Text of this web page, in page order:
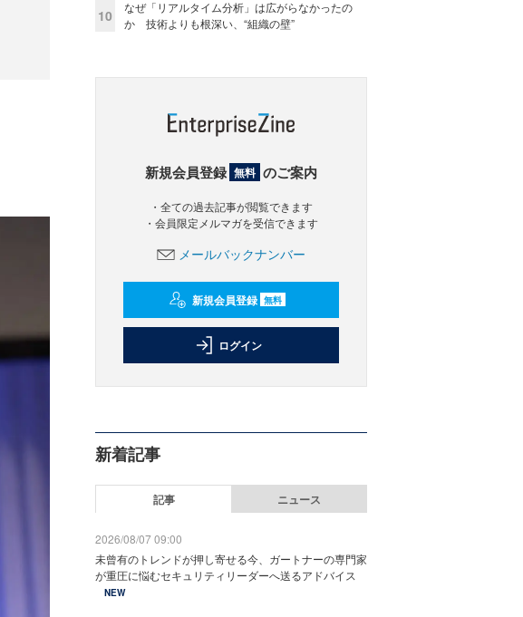
10
なぜ「リアルタイム分析」は広がらなかったの
か 技術よりも根深い、“組織の壁”
新規会員登録 無料 のご案内
・全ての過去記事が閲覧できます
・会員限定メルマガを受信できます
メールバックナンバー
新規会員登録 無料
ログイン
新着記事
記事 ニュース
2026/08/07 09:00
未曾有のトレンドが押し寄せる今、ガートナーの専門家
が重圧に悩むセキュリティリーダーへ送るアドバイス
NEW